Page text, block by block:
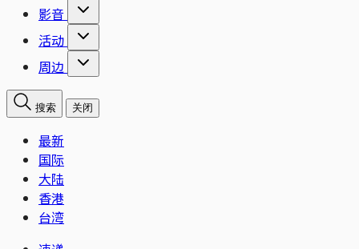
影音
活动
周边
搜索 关闭
最新
国际
大陆
香港
台湾